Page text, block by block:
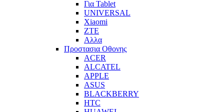
Για Tablet
UNIVERSAL
Xiaomi
ZTE
Αλλα
Προστασια Οθονης
ACER
ALCATEL
APPLE
ASUS
BLACKBERRY
HTC